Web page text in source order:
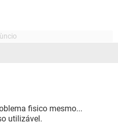
fisico mesmo...
utilizável.